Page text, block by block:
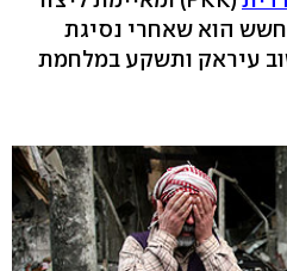
הוא שאחרי נסיגת
עיראק ותשקע במלחמת